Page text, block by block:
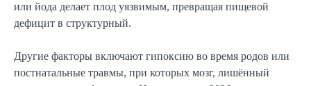
или йода делает плод уязвимым, превращая пищевой
дефицит в структурный.
Другие факторы включают гипоксию во время родов или
постнатальные травмы, при которых мозг, лишённый